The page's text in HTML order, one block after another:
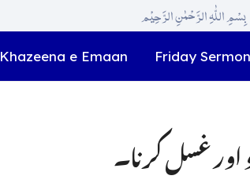
بِسْمِ اللّٰہِ الرَّحْمٰنِ الرَّحِیْم
Khazeena e Emaan Friday Sermon
اور غسل کرنا۔